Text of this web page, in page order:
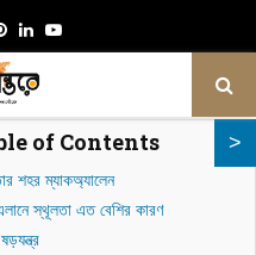
Pinterest
LinkedinYoutube
of Contents
শহর ম্যাকঅ্যালেন
স্থূলতা এত বেশির কারণ